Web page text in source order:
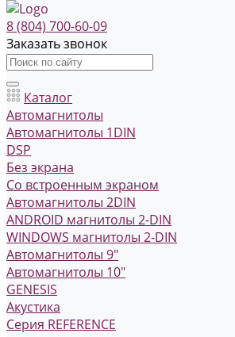
8 (804) 700-60-09
Заказать звонок
Каталог
Автомагнитолы
Автомагнитолы 1DIN
DSP
Без экрана
Со встроенным экраном
Автомагнитолы 2DIN
ANDROID магнитолы 2-DIN
WINDOWS магнитолы 2-DIN
Автомагнитолы 9"
Автомагнитолы 10"
GENESIS
Акустика
Серия REFERENCE